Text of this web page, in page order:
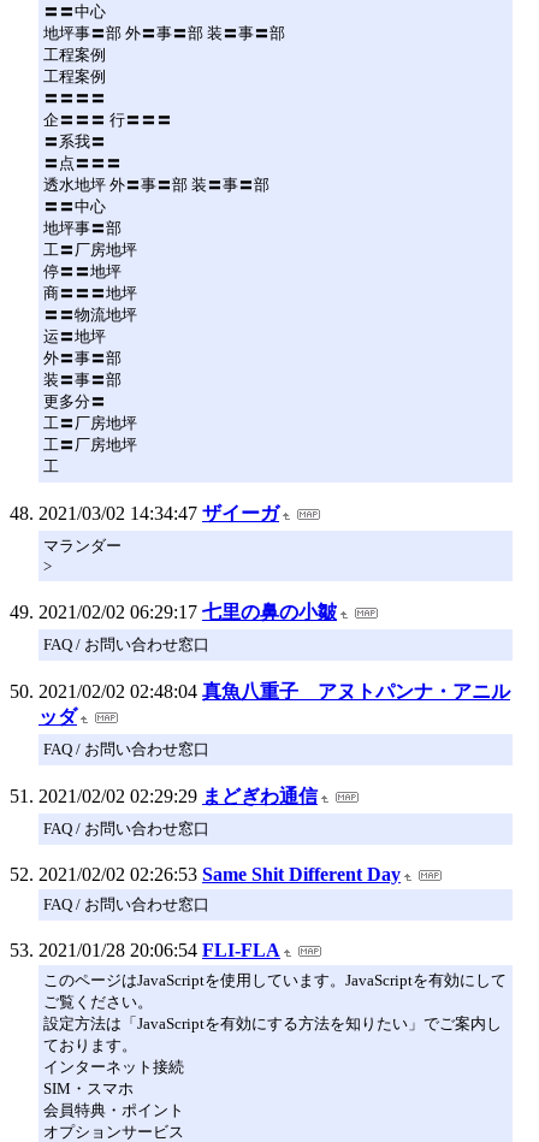
〓〓中心
地坪事〓部 外〓事〓部 装〓事〓部
工程案例
工程案例
〓〓〓〓
企〓〓〓 行〓〓〓
〓系我〓
〓点〓〓〓
透水地坪 外〓事〓部 装〓事〓部
〓〓中心
地坪事〓部
工〓厂房地坪
停〓〓地坪
商〓〓〓地坪
〓〓物流地坪
运〓地坪
外〓事〓部
装〓事〓部
更多分〓
工〓厂房地坪
工〓厂房地坪
工
2021/03/02 14:34:47 ザイーガ
マランダー
>
2021/02/02 06:29:17 七里の鼻の小皺
FAQ / お問い合わせ窓口
2021/02/02 02:48:04 真魚八重子 アヌトパンナ・アニル
ッダ
FAQ / お問い合わせ窓口
2021/02/02 02:29:29 まどぎわ通信
FAQ / お問い合わせ窓口
2021/02/02 02:26:53 Same Shit Different Day
FAQ / お問い合わせ窓口
2021/01/28 20:06:54 FLI-FLA
このページはJavaScriptを使用しています。JavaScriptを有効にして
ご覧ください。
設定方法は「JavaScriptを有効にする方法を知りたい」でご案内し
ております。
インターネット接続
SIM・スマホ
会員特典・ポイント
オプションサービス